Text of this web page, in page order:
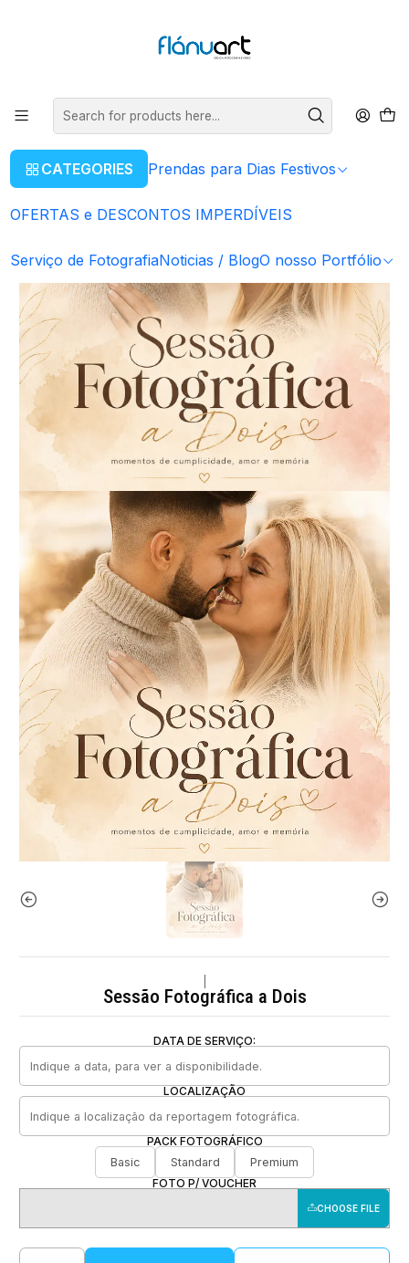
CATEGORIES Prendas para Dias Festivos
OFERTAS e DESCONTOS IMPERDÍVEIS
Serviço de FotografiaNoticias / BlogO nosso Portfólio
Serviço de Fotografia Sessão Fotográficas
Sessão Fotográfica a Dois
DATA DE SERVIÇO:
LOCALIZAÇÃO
PACK FOTOGRÁFICO
Basic
Standard
Premium
FOTO P/ VOUCHER
CHOOSE FILE